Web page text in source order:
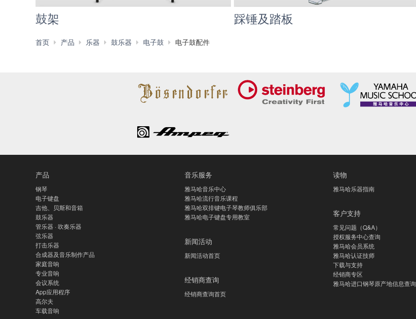
鼓架 踩锤及踏板
首页 产品 乐器 鼓乐器 电子鼓 电子鼓配件
产品
钢琴
电子键盘
吉他、贝斯和音箱
鼓乐器
管乐器 · 吹奏乐器
弦乐器
打击乐器
合成器及音乐制作产品
家庭音响
专业音响
会议系统
App应用程序
高尔夫
车载音响
音乐服务
雅马哈音乐中心
雅马哈流行音乐课程
雅马哈双排键电子琴教师俱乐部
雅马哈电子键盘专用教室
新闻活动
新闻活动首页
经销商查询
经销商查询首页
读物
雅马哈乐器指南
客户支持
常见问题（Q&A）
授权服务中心查询
雅马哈会员系统
雅马哈认证技师
下载与支持
经销商专区
雅马哈进口钢琴原产地信息查询